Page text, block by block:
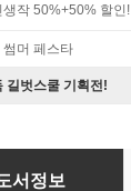
생작 50%+50% 할인!
썸머 페스타
길벗스쿨 기획전!
법
서정보